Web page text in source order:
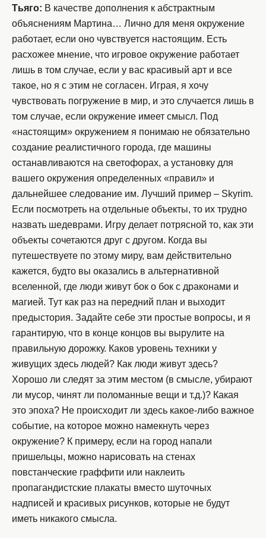
Тьяго: В качестве дополнения к абстрактным
объяснениям Мартина… Лично для меня окружение
работает, если оно чувствуется настоящим. Есть
расхожее мнение, что игровое окружение работает
лишь в том случае, если у вас красивый арт и все
такое, но я с этим не согласен. Играя, я хочу
чувствовать погружение в мир, и это случается лишь в
том случае, если окружение имеет смысл. Под
«настоящим» окружением я понимаю не обязательно
создание реалистичного города, где машины
останавливаются на светофорах, а установку для
вашего окружения определенных «правил» и
дальнейшее следование им. Лучший пример – Skyrim.
Если посмотреть на отдельные объекты, то их трудно
назвать шедеврами. Игру делает потрясной то, как эти
объекты сочетаются друг с другом. Когда вы
путешествуете по этому миру, вам действительно
кажется, будто вы оказались в альтернативной
вселенной, где люди живут бок о бок с драконами и
магией. Тут как раз на передний план и выходит
предыстория. Задайте себе эти простые вопросы, и я
гарантирую, что в конце концов вы вырулите на
правильную дорожку. Каков уровень техники у
живущих здесь людей? Как люди живут здесь?
Хорошо ли следят за этим местом (в смысле, убирают
ли мусор, чинят ли поломанные вещи и т.д.)? Какая
это эпоха? Не происходит ли здесь какое-либо важное
событие, на которое можно намекнуть через
окружение? К примеру, если на город напали
пришельцы, можно нарисовать на стенах
повстанческие граффити или наклеить
пропагандистские плакаты вместо шуточных
надписей и красивых рисунков, которые не будут
иметь никакого смысла.